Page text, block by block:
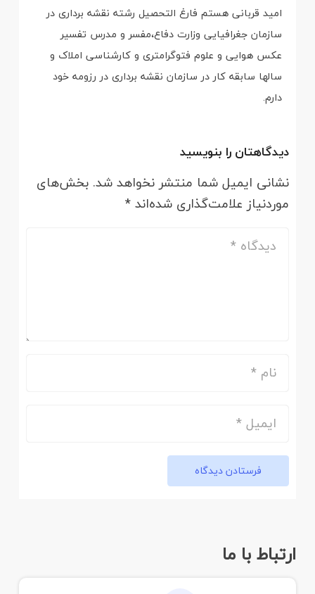
امید قربانی هستم فارغ التحصیل رشته نقشه برداری در
سازمان جغرافیایی وزارت دفاع،مفسر و مدرس تفسیر
عکس هوایی و علوم فتوگرامتری و کارشناسی املاک و
سالها سابقه کار در سازمان نقشه برداری در رزومه خود
دارم.
دیدگاهتان را بنویسید
نشانی ایمیل شما منتشر نخواهد شد. بخش‌های
موردنیاز علامت‌گذاری شده‌اند*
فرستادن دیدگاه
ارتباط با ما